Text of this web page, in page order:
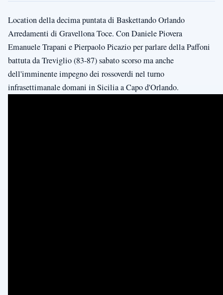
Location della decima puntata di Baskettando Orlando
Arredamenti di Gravellona Toce. Con Daniele Piovera
Emanuele Trapani e Pierpaolo Picazio per parlare della Paffoni
battuta da Treviglio (83-87) sabato scorso ma anche
dell'imminente impegno dei rossoverdi nel turno
infrasettimanale domani in Sicilia a Capo d'Orlando.